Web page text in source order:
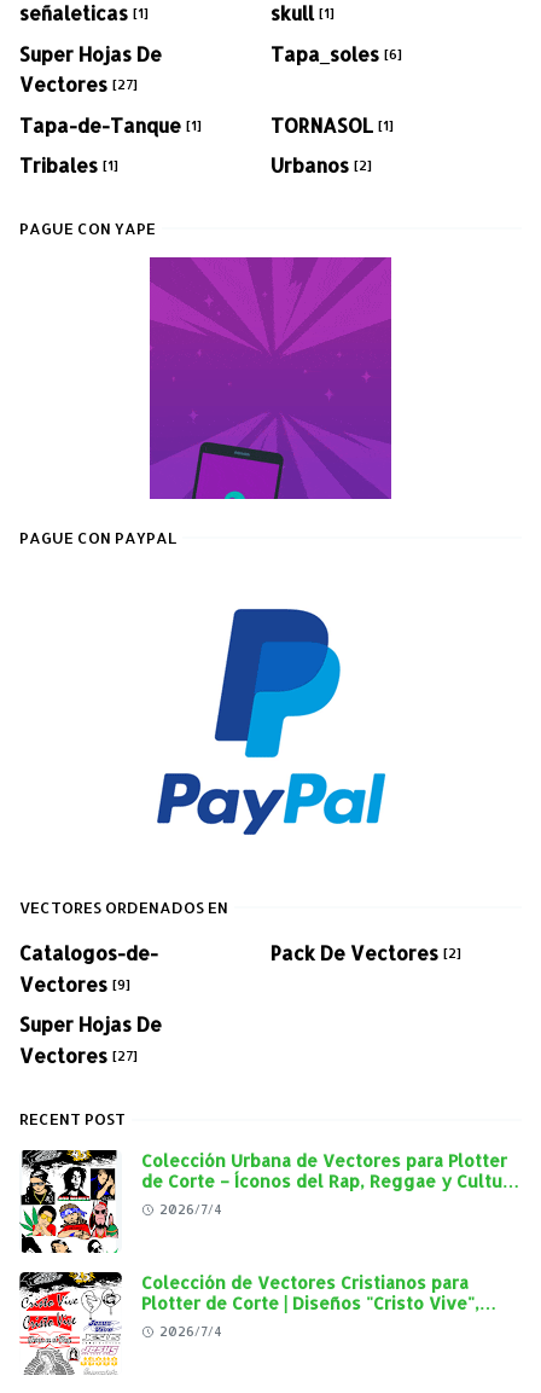
señaleticas [1] skull [1]
Super Hojas De
Vectores [27]
Tapa_soles [6]
Tapa-de-Tanque [1] TORNASOL [1]
Tribales [1] Urbanos [2]
PAGUE CON YAPE
PAGUE CON PAYPAL
VECTORES ORDENADOS EN
Catalogos-de-
Vectores [9]
Pack De Vectores [2]
Super Hojas De
Vectores [27]
RECENT POST
Colección Urbana de Vectores para Plotter
de Corte – Íconos del Rap, Reggae y Cultura
Street en Alta Calidad
2026/7/4
Colección de Vectores Cristianos para
Plotter de Corte | Diseños "Cristo Vive",
"Jesús Vive" y Virgen de Guadalupe en Alta
Calidad
2026/7/4